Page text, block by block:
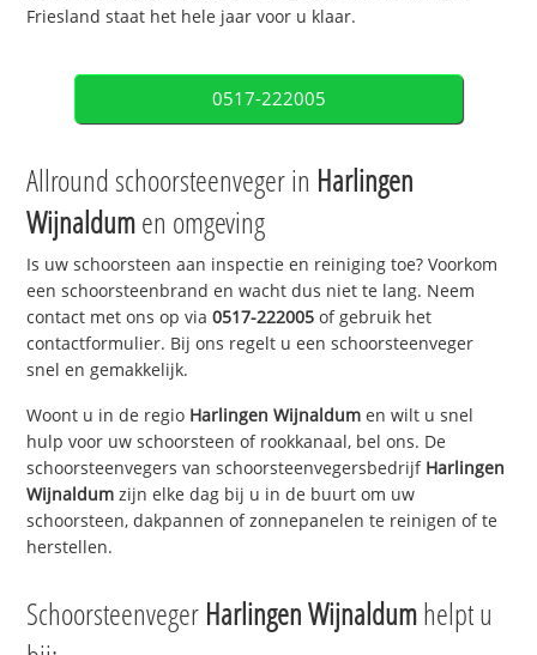
Friesland staat het hele jaar voor u klaar.
0517-222005
Allround schoorsteenveger in Harlingen
Wijnaldumen omgeving
Is uw schoorsteen aan inspectie en reiniging toe? Voorkom
een schoorsteenbrand en wacht dus niet te lang. Neem
contact met ons op via0517-222005 of gebruik het
contactformulier. Bij ons regelt u een schoorsteenveger
snel en gemakkelijk.
Woont u in de regio Harlingen Wijnaldum en wilt u snel
hulp voor uw schoorsteen of rookkanaal, bel ons. De
schoorsteenvegers van schoorsteenvegersbedrijf Harlingen
Wijnaldum zijn elke dag bij u in de buurt om uw
schoorsteen, dakpannen of zonnepanelen te reinigen of te
herstellen.
Schoorsteenveger Harlingen Wijnaldumhelpt u